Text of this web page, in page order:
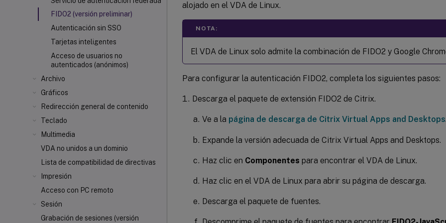
FIDO2 (versión preliminar)
Autenticación sin SSO
Tarjetas inteligentes
Acceso de usuarios no
autenticados (anónimos)
Archivo
Gráficos
Redirección general de contenido
Teclado
Multimedia
VDA no unidos a un dominio
Lista de compatibilidad de directivas
Impresión
Acceso con PC remoto
Sesión
Grabación de sesiones (versión
alojado en el VDA de Linux.
NOTA:
El VDA de Linux solo admite la combinación de FIDO2 y Google
Para configurar la autenticación FIDO2, completa los siguientes pasos:
Descarga el paquete de extensión FIDO2 de Citrix.
Ve a la página de descarga de Citrix Virtual Apps and Desktops
Expande la versión adecuada de Citrix Virtual Apps and Desktops.
Haz clic en Componentes para encontrar el VDA de Linux.
Haz clic en el VDA de Linux para abrir su página de descarga.
Descarga el paquete de fuentes.